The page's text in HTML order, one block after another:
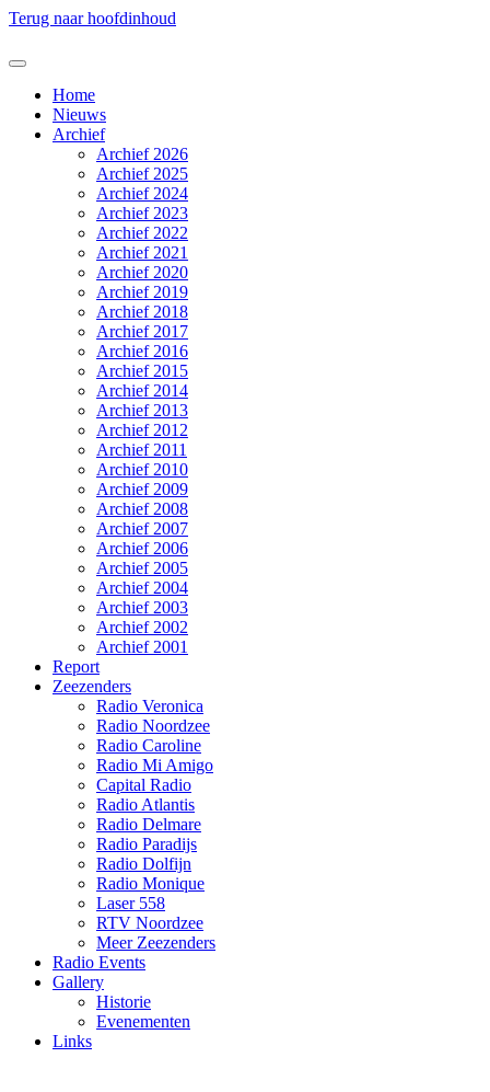
Terug naar hoofdinhoud
Home
Nieuws
Archief
Archief 2026
Archief 2025
Archief 2024
Archief 2023
Archief 2022
Archief 2021
Archief 2020
Archief 2019
Archief 2018
Archief 2017
Archief 2016
Archief 2015
Archief 2014
Archief 2013
Archief 2012
Archief 2011
Archief 2010
Archief 2009
Archief 2008
Archief 2007
Archief 2006
Archief 2005
Archief 2004
Archief 2003
Archief 2002
Archief 2001
Report
Zeezenders
Radio Veronica
Radio Noordzee
Radio Caroline
Radio Mi Amigo
Capital Radio
Radio Atlantis
Radio Delmare
Radio Paradijs
Radio Dolfijn
Radio Monique
Laser 558
RTV Noordzee
Meer Zeezenders
Radio Events
Gallery
Historie
Evenementen
Links